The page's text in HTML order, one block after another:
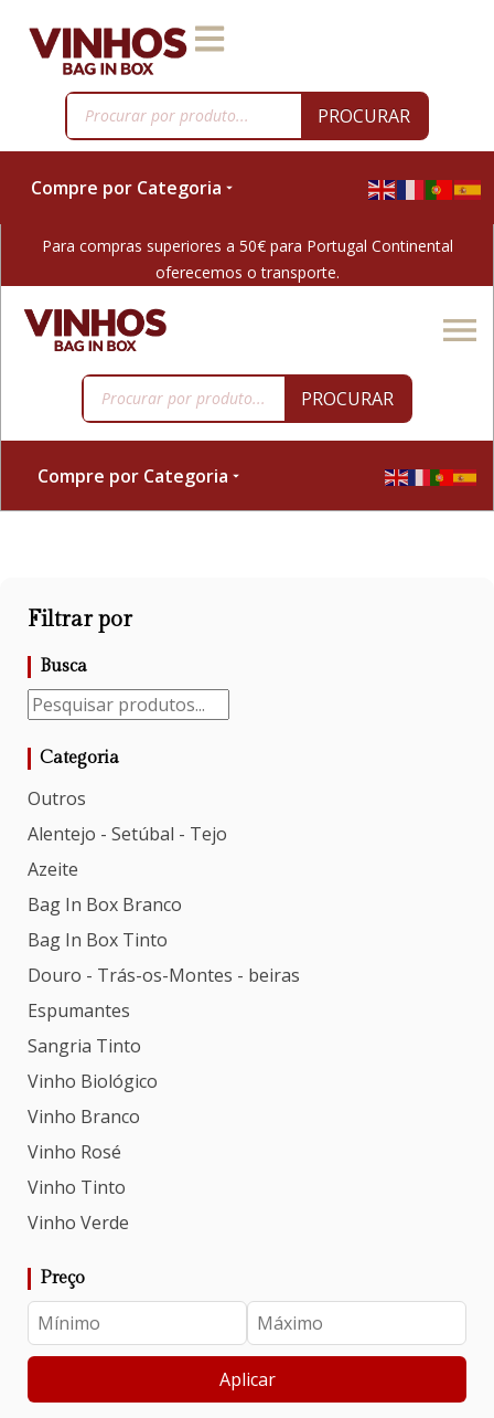
PROCURAR
Compre por Categoria
Para compras superiores a 50€ para Portugal Continental
oferecemos o transporte.
PROCURAR
Compre por Categoria
Filtrar por
Busca
Categoria
Outros
Alentejo - Setúbal - Tejo
Azeite
Bag In Box Branco
Bag In Box Tinto
Douro - Trás-os-Montes - beiras
Espumantes
Sangria Tinto
Vinho Biológico
Vinho Branco
Vinho Rosé
Vinho Tinto
Vinho Verde
Preço
Aplicar